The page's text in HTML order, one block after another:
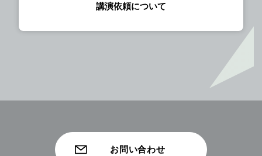
講演依頼について
お問い合わせ